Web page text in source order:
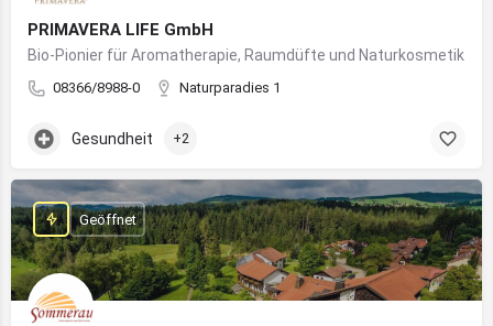
PRIMAVERA LIFE GmbH
Bio-Pionier für Aromatherapie, Raumdüfte und Naturkosmetik
08366/8988-0 Naturparadies 1
Gesundheit +2
Geöffnet